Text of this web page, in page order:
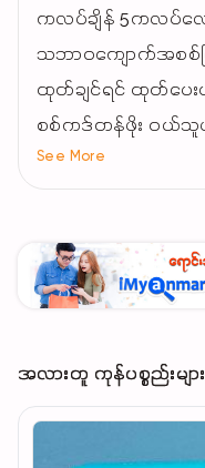
ကလပ်ချိန် 5ကလပ်လ
သဘာဝကျောက်အစစ်ဖ
ထုတ်ချင်ရင် ထုတ်ပေး
စစ်ကဒ်တန်ဖိုး ဝယ်သူဖ
အထည်ပြန်ဆင်ဝတ်ရပ
See More
အလားတူ ကုန်ပစ္စည်းများ